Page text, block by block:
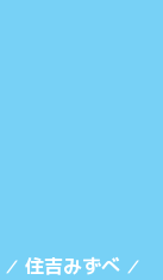
／ 住吉みずべ ／